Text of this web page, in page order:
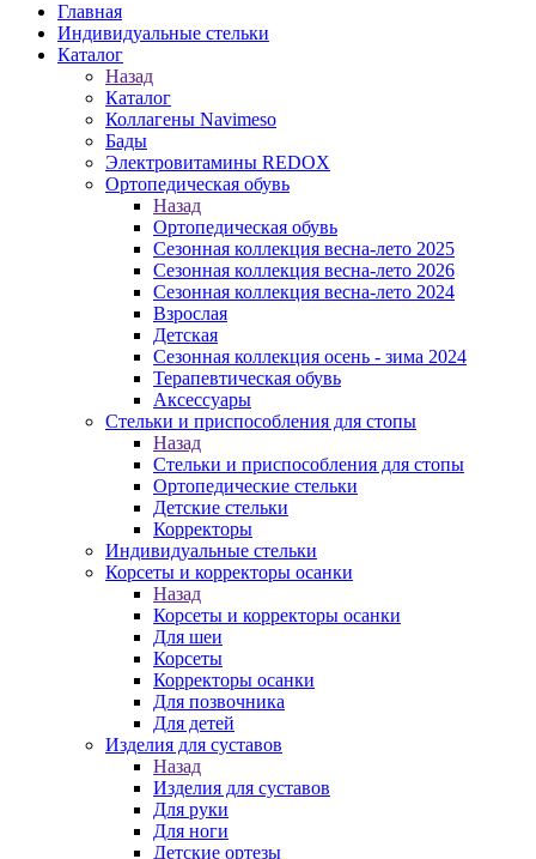
Главная
Индивидуальные стельки
Каталог
Назад
Каталог
Коллагены Navimeso
Бады
Электровитамины REDOX
Ортопедическая обувь
Назад
Ортопедическая обувь
Сезонная коллекция весна-лето 2025
Сезонная коллекция весна-лето 2026
Сезонная коллекция весна-лето 2024
Взрослая
Детская
Сезонная коллекция осень - зима 2024
Терапевтическая обувь
Аксессуары
Стельки и приспособления для стопы
Назад
Стельки и приспособления для стопы
Ортопедические стельки
Детские стельки
Корректоры
Индивидуальные стельки
Корсеты и корректоры осанки
Назад
Корсеты и корректоры осанки
Для шеи
Корсеты
Корректоры осанки
Для позвочника
Для детей
Изделия для суставов
Назад
Изделия для суставов
Для руки
Для ноги
Детские ортезы